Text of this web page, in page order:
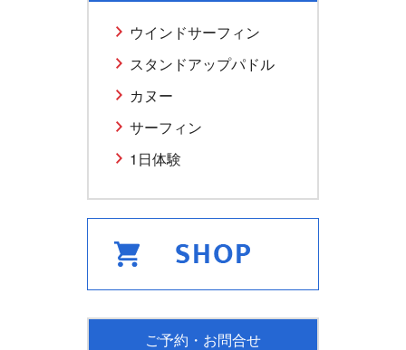
ウインドサーフィン
スタンドアップパドル
カヌー
サーフィン
1日体験
ご予約・お問合せ